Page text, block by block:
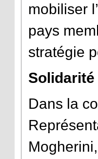
mobiliser
pays
stratégie
Dans la